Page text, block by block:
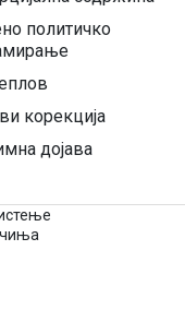
политичко
корекција
дојава